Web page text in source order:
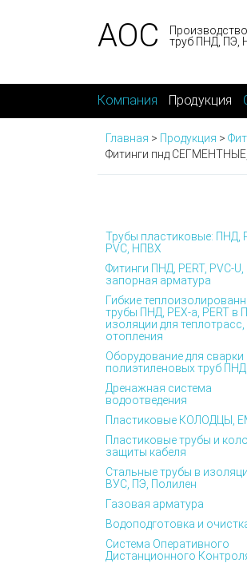
АОС
труб ПНД, ПЭ,
Компания Продукция
Главная > Продукция >
Фитинги пнд
Трубы пластиковые: ПНД,
PVC, НПВХ
Фитинги ПНД, PERT, PVC-
запорная арматура
Гибкие
трубы ПНД, PEX-а, PERT в
изоляции для
отопления
Оборудование для сварки
полиэтиленовых труб
Дренажная система
водоотведения
Пластиковые КОЛОДЦЫ,
Пластиковые трубы и
защиты кабеля
Стальные трубы в
ВУС, ПЭ, Полилен
Газовая арматура
Водоподготовка и
Система Оперативного
Дистанционного